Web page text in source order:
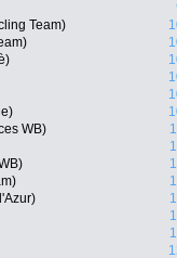
Team)
WB)